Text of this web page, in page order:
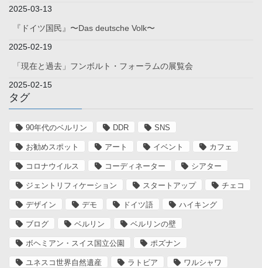
2025-03-13
『ドイツ国民』〜Das deutsche Volk〜
2025-02-19
「現在と過去」フンボルト・フォーラムの展覧会
2025-02-15
タグ
90年代のベルリン DDR SNS
お勧めスポット アート イベント カフェ
コロナウイルス コーディネーター シアター
ジェントリフィケーション スタートアップ チェコ
デザイン デモ ドイツ語 ハイキング
ブログ ベルリン ベルリンの壁
ボヘミアン・スイス国立公園 ポズナン
ユネスコ世界自然遺産 ラトビア ワルシャワ